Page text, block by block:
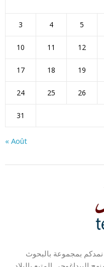
3 4 5
10 11 12
17 18 19
24 25 26
31
« Août
نمدكم بمجموعة بالبحوث